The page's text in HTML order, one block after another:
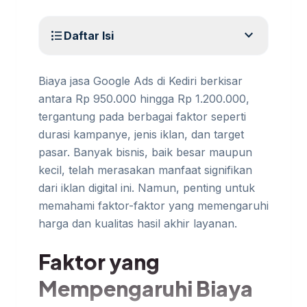
format_list_bulleted Daftar Isi expand_more
Biaya jasa Google Ads di Kediri berkisar
antara Rp 950.000 hingga Rp 1.200.000,
tergantung pada berbagai faktor seperti
durasi kampanye, jenis iklan, dan target
pasar. Banyak bisnis, baik besar maupun
kecil, telah merasakan manfaat signifikan
dari iklan digital ini. Namun, penting untuk
memahami faktor-faktor yang memengaruhi
harga dan kualitas hasil akhir layanan.
Faktor yang
Mempengaruhi Biaya